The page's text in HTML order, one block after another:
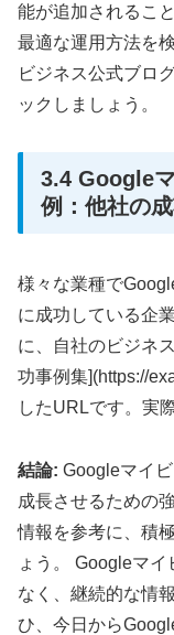
能が追加されるこ
最適な運用方法を
ビジネス公式ブロ
ックしましょう。
3.4 Google
例：他社の
様々な業種で
に成功している企
に、自社のビジネ
功事例集](https://
したURLです。実
結論: Googleマイ
成長させるための
情報を参考に、積
ょう。 Googleマ
なく、継続的な情
ひ、今日から